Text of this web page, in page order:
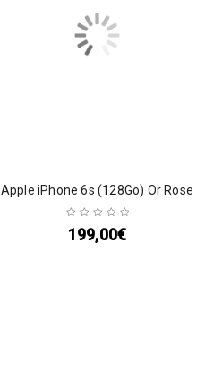
Apple iPhone 6s (128Go) Or Rose
199,00€